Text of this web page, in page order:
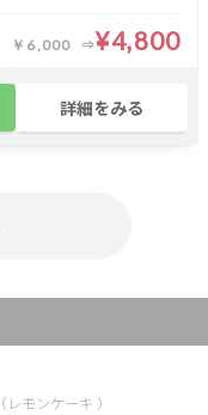
￥6,000 ¥4,800
詳細をみる
（レモンケーキ ）